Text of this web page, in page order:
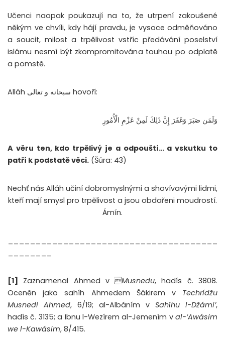
Učenci naopak poukazují na to, že utrpení zakoušené
někým ve chvíli, kdy hájí pravdu, je vysoce odměňováno
a soucit, milost a trpělivost vstříc předávání poselství
islámu nesmí být zkompromitována touhou po odplatě
a pomstě.
Alláh سبحانه و تعالى hovoří:
وَلَمَن صَبَرَ وَغَفَرَ إِنَّ ذَلِكَ لَمِنْ عَزْمِ الْأُمُورِ
A věru ten, kdo trpělivý je a odpouští… a vskutku to
patří k podstatě věci. (Šúra: 43)
Nechť nás Alláh učiní dobromyslnými a shovívavými lidmi,
kteří mají smysl pro trpělivost a jsou obdařeni moudrostí.
Ámín.
[1] Zaznamenal Ahmed v Musnedu, hadís č. 3808.
Oceněn jako sahíh Ahmedem Šákirem v Techrídžu
Musnedi Ahmed, 6/19; al-Albáním v Sahíhu l-Džámi’,
hadís č. 3135; a Ibnu l-Wezírem al-Jemením v al-‘Awásim
we l-Kawásim, 8/415.